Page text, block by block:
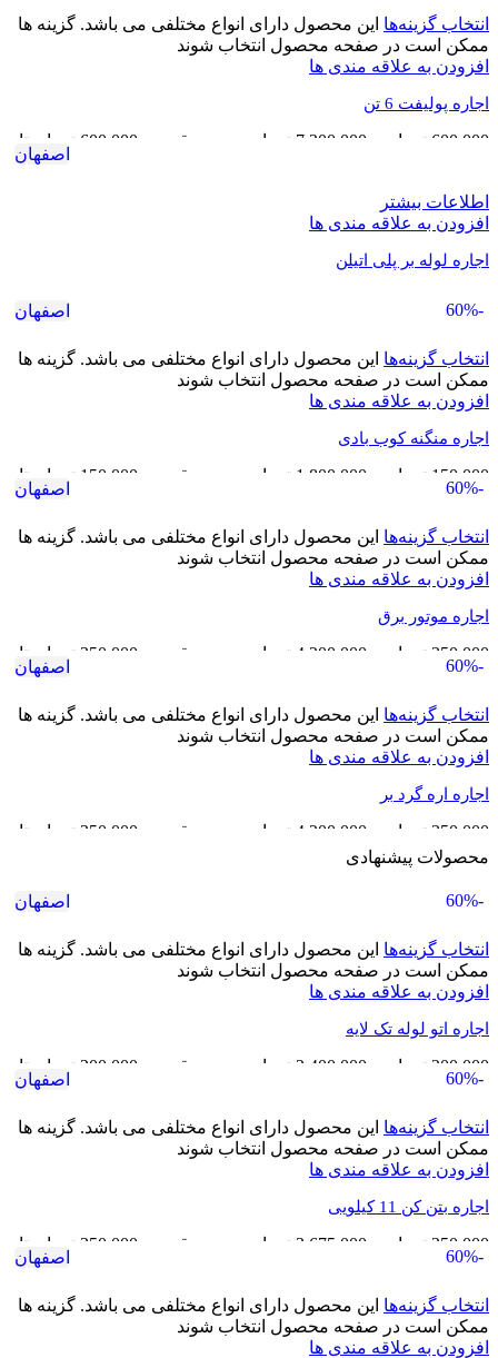
انتخاب گزینه‌ها این محصول دارای انواع مختلفی می باشد. گزینه ها
ممکن است در صفحه محصول انتخاب شوند
افزودن به علاقه مندی ها
اجاره پولیفت 6 تن
600,000 تومان 7,200,000 تومان
محدوده قیمت: 600,000 تومان تا
اصفهان
اطلاعات بیشتر
افزودن به علاقه مندی ها
اجاره لوله بر پلی اتیلن
-60% اصفهان
انتخاب گزینه‌ها این محصول دارای انواع مختلفی می باشد. گزینه ها
ممکن است در صفحه محصول انتخاب شوند
افزودن به علاقه مندی ها
اجاره منگنه کوب بادی
150,000 تومان 1,800,000 تومان
محدوده قیمت: 150,000 تومان تا
1,800,000 تومان
-60% اصفهان
انتخاب گزینه‌ها این محصول دارای انواع مختلفی می باشد. گزینه ها
ممکن است در صفحه محصول انتخاب شوند
افزودن به علاقه مندی ها
اجاره موتور برق
350,000 تومان 4,200,000 تومان
محدوده قیمت: 350,000 تومان تا
4,200,000 تومان
-60% اصفهان
انتخاب گزینه‌ها این محصول دارای انواع مختلفی می باشد. گزینه ها
ممکن است در صفحه محصول انتخاب شوند
افزودن به علاقه مندی ها
اجاره اره گرد بر
350,000 تومان 4,200,000 تومان
محدوده قیمت: 350,000 تومان تا
4,200,000 تومان
محصولات پیشنهادی
-60% اصفهان
انتخاب گزینه‌ها این محصول دارای انواع مختلفی می باشد. گزینه ها
ممکن است در صفحه محصول انتخاب شوند
افزودن به علاقه مندی ها
اجاره اتو لوله تک لایه
200,000 تومان 2,400,000 تومان
محدوده قیمت: 200,000 تومان تا
2,400,000 تومان
-60% اصفهان
انتخاب گزینه‌ها این محصول دارای انواع مختلفی می باشد. گزینه ها
ممکن است در صفحه محصول انتخاب شوند
افزودن به علاقه مندی ها
اجاره بتن کن 11 کیلویی
350,000 تومان 3,675,000 تومان
محدوده قیمت: 350,000 تومان تا
3,675,000 تومان
-60% اصفهان
انتخاب گزینه‌ها این محصول دارای انواع مختلفی می باشد. گزینه ها
ممکن است در صفحه محصول انتخاب شوند
افزودن به علاقه مندی ها